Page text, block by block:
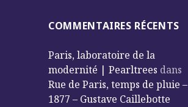
COMMENTAIRES RÉCENTS
Paris, laboratoire de la
modernité | Pearltrees dans
Rue de Paris, temps de pluie –
1877 – Gustave Caillebotte